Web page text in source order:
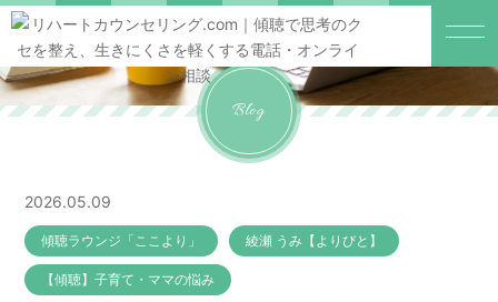
Blog
2026.05.09
傾聴ラウンジ「ここより」 綾瀬 うみ【よりびと】
【傾聴】子育て・ママの悩み